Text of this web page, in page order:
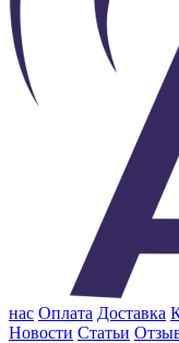
нас Оплата Доставка
Новости Статьи